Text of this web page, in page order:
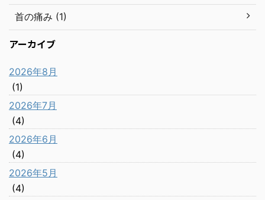
首の痛み (1)
アーカイブ
2026年8月
(1)
2026年7月
(4)
2026年6月
(4)
2026年5月
(4)